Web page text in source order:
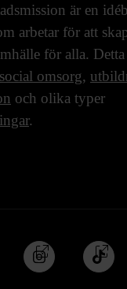
är en
arbetar för att
för alla.
social omsorg,
och olika typer
.
Följ
oss
Följ
oss